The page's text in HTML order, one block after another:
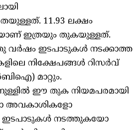
11.93 ലക്ഷം
ഇത്രയും തുകയുള്ളത്.
ഇടപാടുകള്‍ നടക്കാത്ത
നിക്ഷേപങ്ങള്‍ റിസർവ്
മാറ്റും.
ഈ തുക നിയമപരമായി
അവകാശികളോ
ഇടപാടുകൾ നടത്തുകയോ